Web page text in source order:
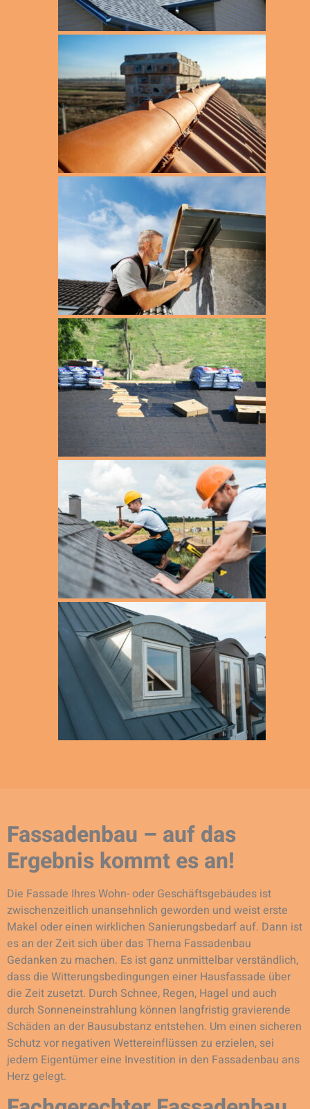
Fassadenbau – auf das
Ergebnis kommt es an!
Die Fassade Ihres Wohn- oder Geschäftsgebäudes ist
zwischenzeitlich unansehnlich geworden und weist erste
Makel oder einen wirklichen Sanierungsbedarf auf. Dann ist
es an der Zeit sich über das Thema Fassadenbau
Gedanken zu machen. Es ist ganz unmittelbar verständlich,
dass die Witterungsbedingungen einer Hausfassade über
die Zeit zusetzt. Durch Schnee, Regen, Hagel und auch
durch Sonneneinstrahlung können langfristig gravierende
Schäden an der Bausubstanz entstehen. Um einen sicheren
Schutz vor negativen Wettereinflüssen zu erzielen, sei
jedem Eigentümer eine Investition in den Fassadenbau ans
Herz gelegt.